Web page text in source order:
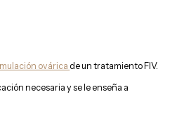
ovárica de un tratamiento FIV.
necesaria y se le enseña a